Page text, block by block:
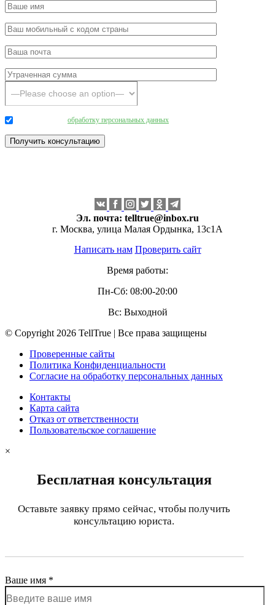
обработку персональных данных
Эл. почта: telltrue@inbox.ru
г. Москва, улица Малая Ордынка, 13с1А
Написать нам Проверить сайт
Время работы:
Пн-Сб: 08:00-20:00
Вс: Выходной
© Copyright 2026 TellTrue | Все права защищены
Проверенные сайты
Политика Конфиденциальности
Согласие на обработку персональных данных
Контакты
Карта сайта
Отказ от ответственности
Пользовательское соглашение
×
Бесплатная консультация
Оставьте заявку прямо сейчас, чтобы получить
консультацию юриста.
Ваше имя *